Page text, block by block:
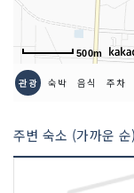
500m
관광 숙박 음식 주차
주변 숙소 (가까운 순)